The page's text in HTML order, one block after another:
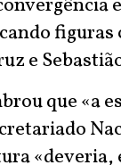
figuras
e
que «a
«deveria,